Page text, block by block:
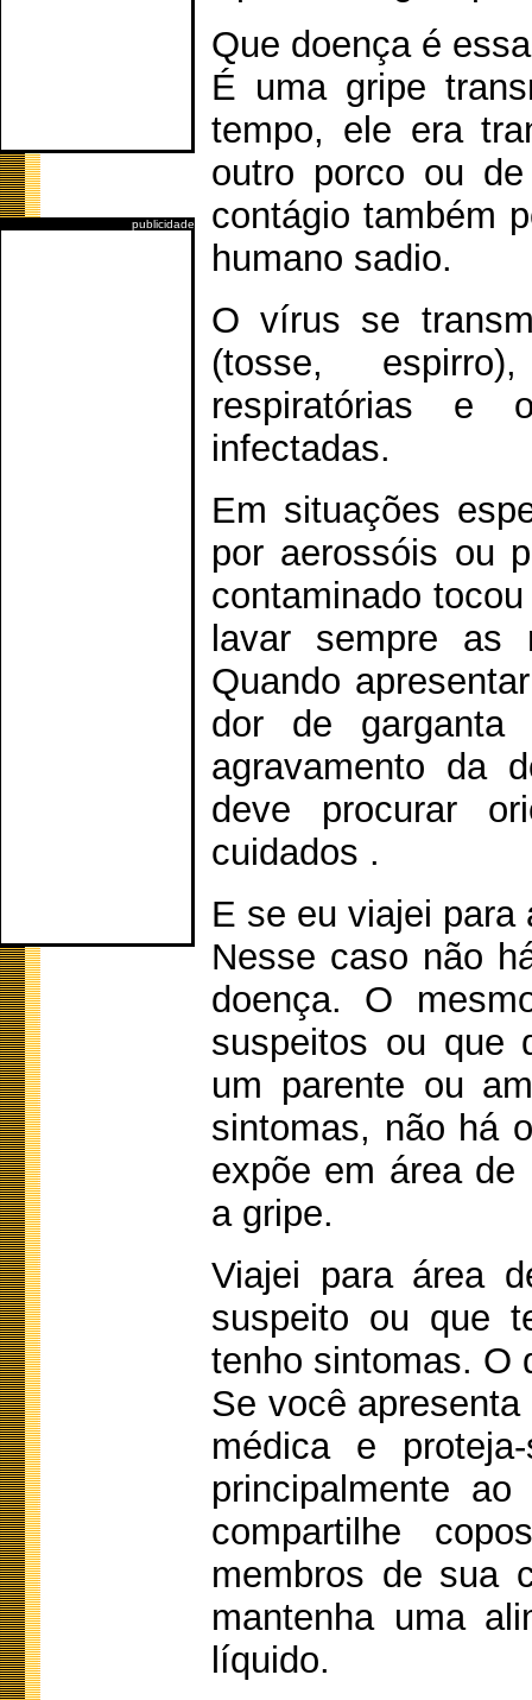
publicidade
Que doença é
É uma gripe
tempo, ele era
outro porco ou
contágio também
humano sadio.
O vírus se
(tosse,
respiratórias e
infectadas.
Em situações
por aerossóis ou
contaminado
lavar sempre as
Quando
dor de garganta
agravamento da
deve procurar
cuidados .
E se eu viajei para
Nesse caso não
doença. O
suspeitos ou que
um parente ou
sintomas, não há
expõe em área de
a gripe.
Viajei para área
suspeito ou que
tenho sintomas. O
Se você
médica e
principalmente
compartilhe
membros de sua
mantenha uma
líquido.